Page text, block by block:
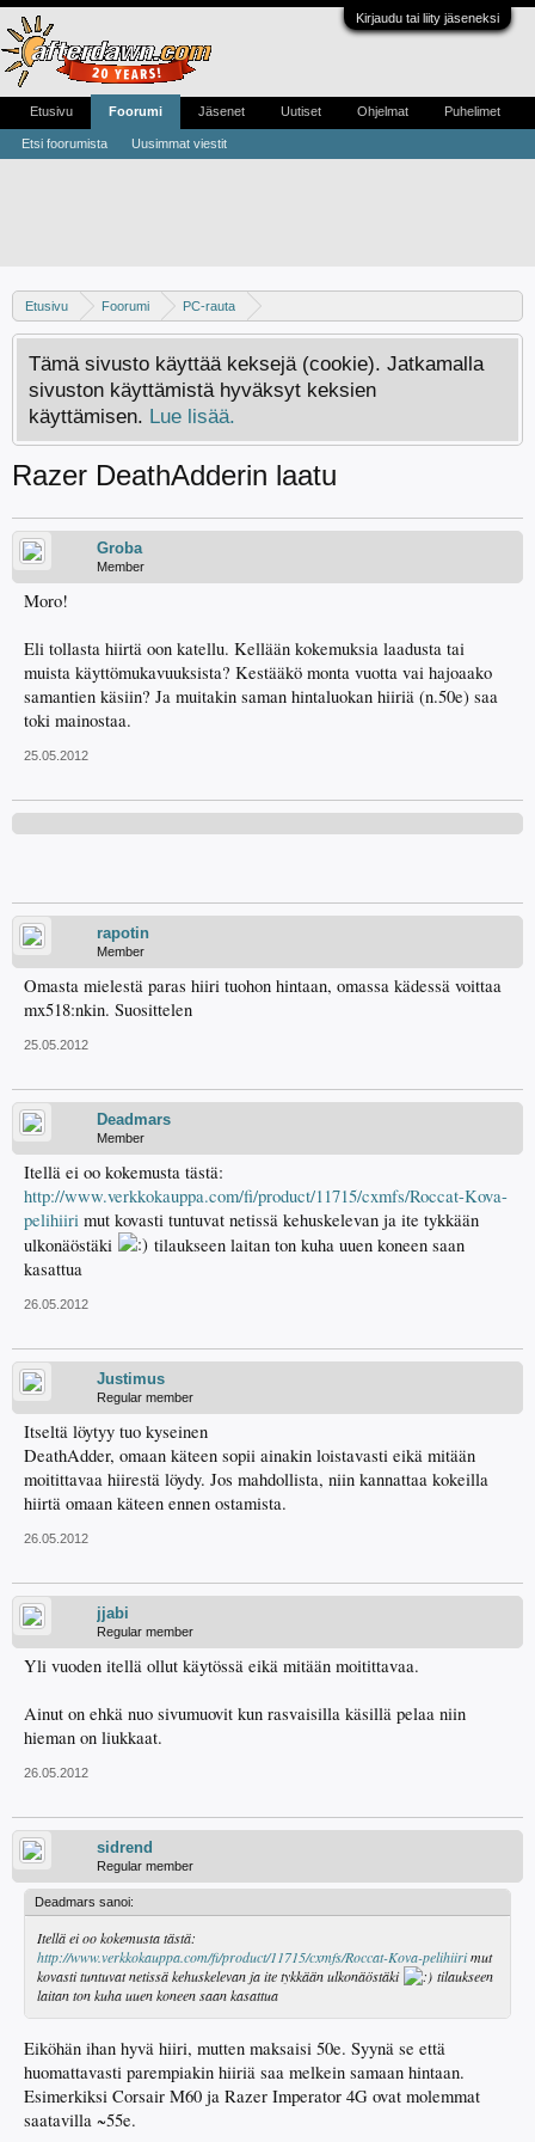
Kirjaudu tai liity jäseneksi
Etusivu Foorumi
PC-rauta
Tulostimet, näppäimistöt ja muut oheislaitteet
Tämä sivusto käyttää keksejä (cookie). Jatkamalla
sivuston käyttämistä hyväksyt keksien
käyttämisen. Lue lisää.
Razer DeathAdderin laatu
Groba
Member
Moro!
Eli tollasta hiirtä oon katellu. Kellään kokemuksia laadusta tai
muista käyttömukavuuksista? Kestääkö monta vuotta vai hajoaako
samantien käsiin? Ja muitakin saman hintaluokan hiiriä (n.50e) saa
toki mainostaa.
25.05.2012
rapotin
Member
Omasta mielestä paras hiiri tuohon hintaan, omassa kädessä voittaa
mx518:nkin. Suosittelen
25.05.2012
Deadmars
Member
Itellä ei oo kokemusta tästä:
http://www.verkkokauppa.com/fi/product/11715/cxmfs/Roccat-Kova-
pelihiiri mut kovasti tuntuvat netissä kehuskelevan ja ite tykkään
ulkonäöstäki
tilaukseen laitan ton kuha uuen koneen saan
kasattua
26.05.2012
Justimus
Regular member
Itseltä löytyy tuo kyseinen
DeathAdder, omaan käteen sopii ainakin loistavasti eikä mitään
moitittavaa hiirestä löydy. Jos mahdollista, niin kannattaa kokeilla
hiirtä omaan käteen ennen ostamista.
26.05.2012
jjabi
Regular member
Yli vuoden itellä ollut käytössä eikä mitään moitittavaa.
Ainut on ehkä nuo sivumuovit kun rasvaisilla käsillä pelaa niin
hieman on liukkaat.
26.05.2012
sidrend
Regular member
Deadmars sanoi:
Itellä ei oo kokemusta tästä:
http://www.verkkokauppa.com/fi/product/11715/cxmfs/Roccat-Kova-pelihiirimut
kovasti tuntuvat netissä kehuskelevan ja ite tykkään ulkonäöstäki
tilaukseen
laitan ton kuha uuen koneen saan kasattua
Eiköhän ihan hyvä hiiri, mutten maksaisi 50e. Syynä se että
huomattavasti parempiakin hiiriä saa melkein samaan hintaan.
Esimerkiksi Corsair M60 ja Razer Imperator 4G ovat molemmat
saatavilla ~55e.
Etusivu Foorumi
Etsi foorumista Uusimmat viestit
Jäsenet Uutiset Ohjelmat Puhelimet